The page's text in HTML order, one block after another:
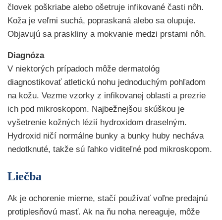
človek poškriabe alebo ošetruje infikované časti nôh.
Koža je veľmi suchá, popraskaná alebo sa olupuje.
Objavujú sa praskliny a mokvanie medzi prstami nôh.
Diagnóza
V niektorých prípadoch môže dermatológ
diagnostikovať atletickú nohu jednoduchým pohľadom
na kožu. Vezme vzorky z infikovanej oblasti a prezrie
ich pod mikroskopom. Najbežnejšou skúškou je
vyšetrenie kožných lézií hydroxidom draselným.
Hydroxid ničí normálne bunky a bunky huby necháva
nedotknuté, takže sú ľahko viditeľné pod mikroskopom.
Liečba
Ak je ochorenie mierne, stačí používať voľne predajnú
protiplesňovú masť. Ak na ňu noha nereaguje, môže